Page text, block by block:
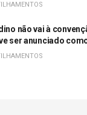
não vai à
ser anunciado